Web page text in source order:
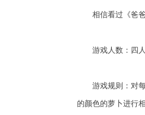
相信看过《爸爸
游戏人数：四人
游戏规则：对每
的颜色的萝卜进行